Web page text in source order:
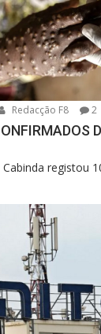
Redacção F8 2
registou